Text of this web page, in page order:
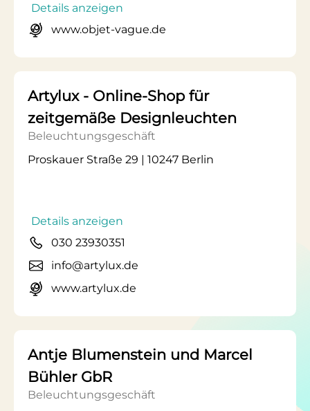
Details anzeigen
www.objet-vague.de
Artylux - Online-Shop für
zeitgemäße Designleuchten
Beleuchtungsgeschäft
Proskauer Straße 29 | 10247 Berlin
Details anzeigen
030 23930351
info@artylux.de
www.artylux.de
Antje Blumenstein und Marcel
Bühler GbR
Beleuchtungsgeschäft